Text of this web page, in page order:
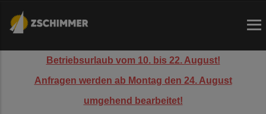
Direkt
zum
Inhalt
Betriebsurlaub vom 10. bis 22. August!
Anfragen werden ab Montag den 24. August
umgehend bearbeitet!